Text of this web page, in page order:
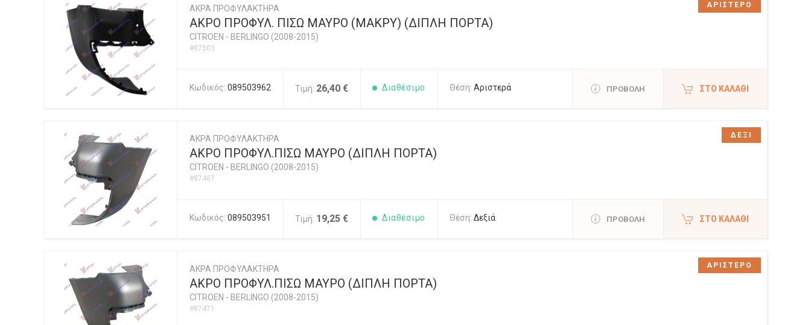
ΑΚΡΑ ΠΡΟΦΥΛΑΚΤΗΡΑ
ΑΚΡΟ ΠΡΟΦΥΛ. ΠΙΣΩ ΜΑΥΡΟ (ΜΑΚΡΥ) (ΔΙΠΛΗ ΠΟΡΤΑ)
CITROEN - BERLINGO (2008-2015)
#87503
Κωδικός: 089503962 Τιμή: 26,40 € Διαθέσιμο Θέση: Αριστερά ΠΡΟΒΟΛΗ ΣΤΟ ΚΑΛΆΘΙ
ΑΡΙΣΤΕΡΟ
ΑΚΡΑ ΠΡΟΦΥΛΑΚΤΗΡΑ
ΑΚΡΟ ΠΡΟΦΥΛ.ΠΙΣΩ ΜΑΥΡΟ (ΔΙΠΛΗ ΠΟΡΤΑ)
CITROEN - BERLINGO (2008-2015)
#87467
Κωδικός: 089503951 Τιμή: 19,25 € Διαθέσιμο Θέση: Δεξιά ΠΡΟΒΟΛΗ ΣΤΟ ΚΑΛΆΘΙ
ΔΕΞΙ
ΑΚΡΑ ΠΡΟΦΥΛΑΚΤΗΡΑ
ΑΚΡΟ ΠΡΟΦΥΛ.ΠΙΣΩ ΜΑΥΡΟ (ΔΙΠΛΗ ΠΟΡΤΑ)
CITROEN - BERLINGO (2008-2015)
#87471
ΑΡΙΣΤΕΡΟ